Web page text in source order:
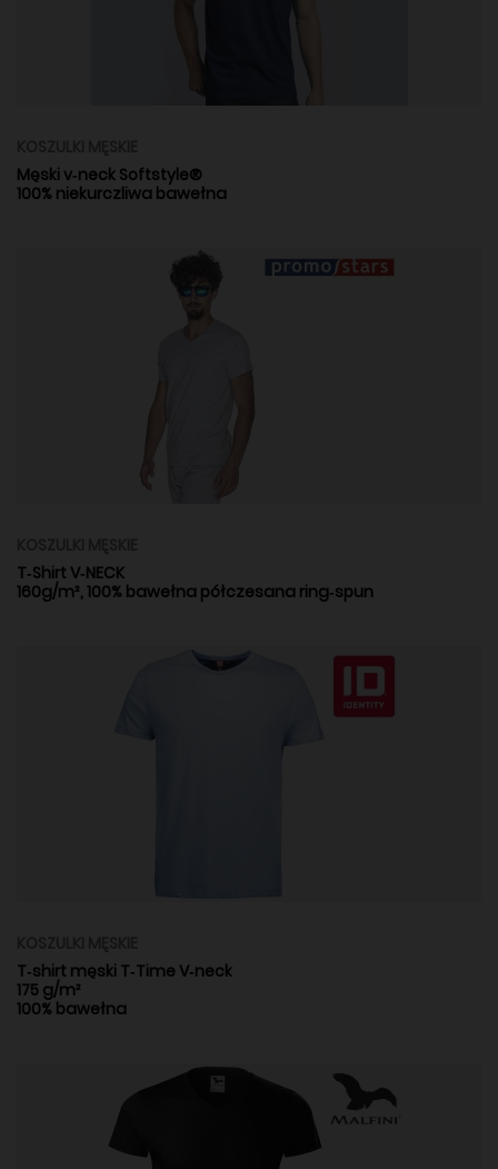
Męski v‑neck Softstyle®
100% niekurczliwa bawełna
T‑Shirt V‑NECK
160g/m², 100% bawełna półczesana ring‑spun
T‑shirt męski T‑Time V‑neck
175 g/m²
100% bawełna